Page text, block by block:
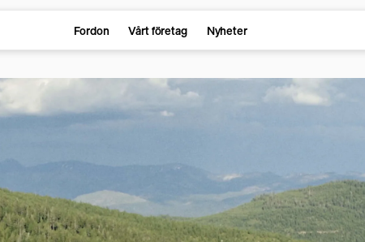
Fordon Vårt företag Nyheter